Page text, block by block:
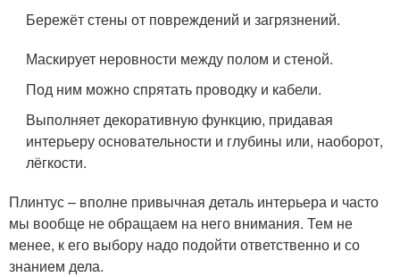
Бережёт стены от повреждений и загрязнений.
Маскирует неровности между полом и стеной.
Под ним можно спрятать проводку и кабели.
Выполняет декоративную функцию, придавая
интерьеру основательности и глубины или, наоборот,
лёгкости.
Плинтус – вполне привычная деталь интерьера и часто
мы вообще не обращаем на него внимания. Тем не
менее, к его выбору надо подойти ответственно и со
знанием дела.